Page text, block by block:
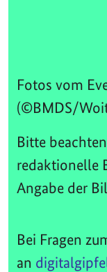
Fotos vom
(©BMDS/
Bitte
redaktionelle
Angabe der
Bei Fragen
an